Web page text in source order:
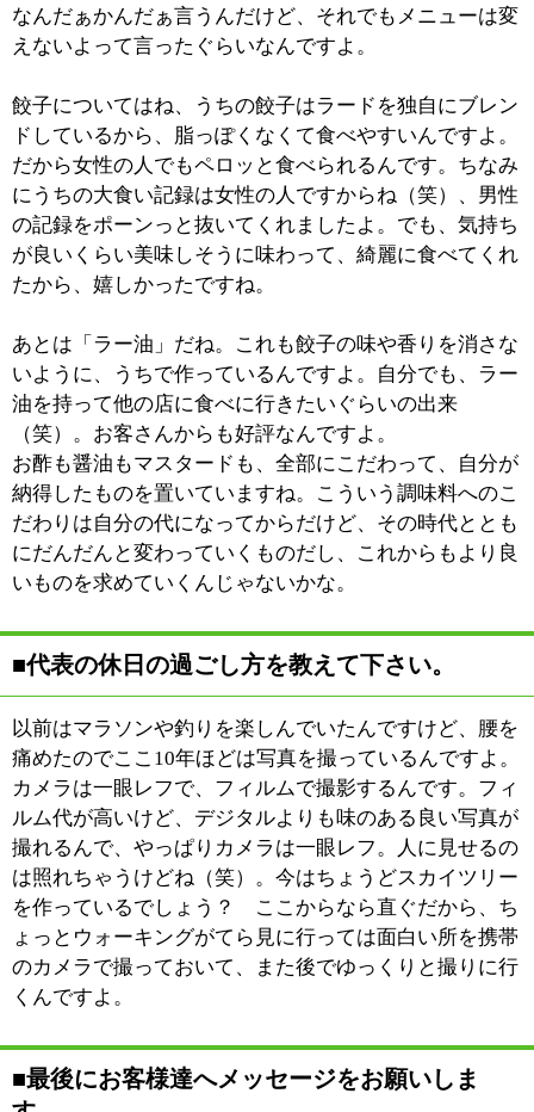
少しでも地元の活性化になればと思って、これからも頑
張っていきますよ。ですから、皆さんにも「餃子を食べ
に来て下さい」とお伝えします。
※上記記事は2010.9に取材したものです。
情報時間の経過による変化などがございます事をご了承
ください。
ジャンル : ●中華
TEL 03-3681-8854
最寄駅 亀戸駅
所在地 江東区亀戸5-3-3
WEB
営業時間 : 11：00～売り切れまで
駐車場 : 無
このページの先頭へ
江戸川区時間 墨田区時間 葛飾区時間
© 2013 art blue Inc.